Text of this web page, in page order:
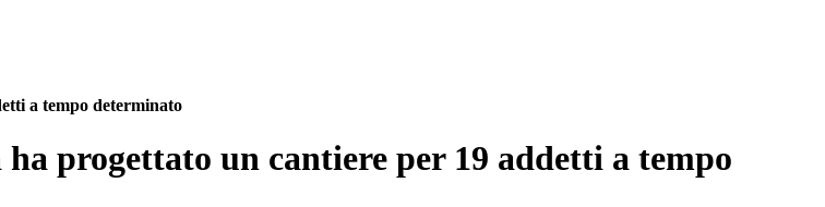
a tempo determinato
progettato un cantiere per 19 addetti a tempo